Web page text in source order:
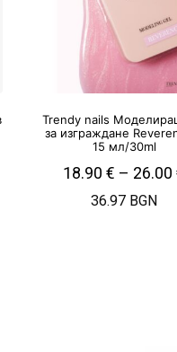
Trendy nails
за изграждане
15 мл/30ml
18.90€ – 26.00
36.97 BGN